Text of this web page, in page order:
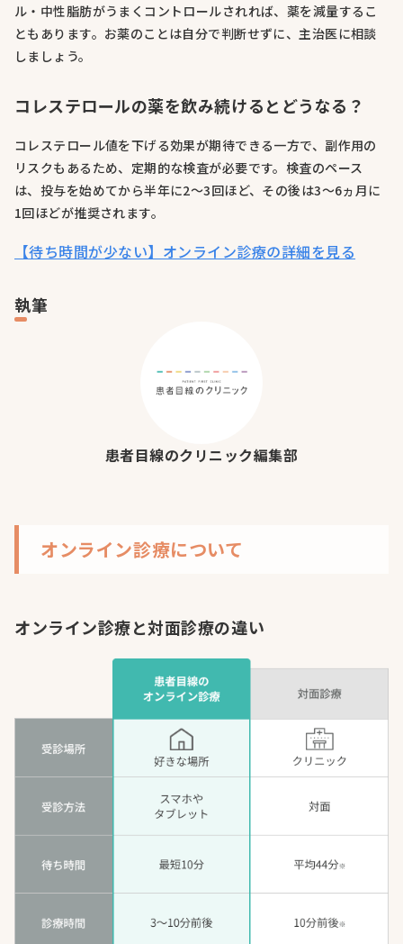
ル・中性脂肪がうまくコントロールされれば、薬を減量するこ
ともあります。お薬のことは自分で判断せずに、主治医に相談
しましょう。
コレステロールの薬を飲み続けるとどうなる？
コレステロール値を下げる効果が期待できる一方で、副作用の
リスクもあるため、定期的な検査が必要です。検査のペース
は、投与を始めてから半年に2〜3回ほど、その後は3〜6ヵ月に
1回ほどが推奨されます。
【待ち時間が少ない】オンライン診療の詳細を見る
執筆
患者目線のクリニック編集部
オンライン診療について
オンライン診療と対面診療の違い